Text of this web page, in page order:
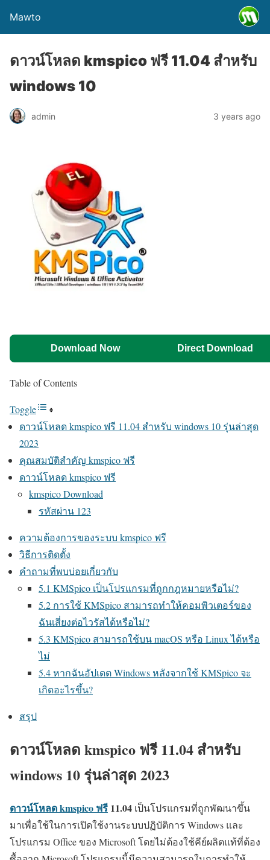
Mawto
ดาวน์โหลด kmspico ฟรี 11.04 สำหรับ
windows 10
admin 3 years ago
Download Now Direct Download
Table of Contents
Toggle
ดาวน์โหลด kmspico ฟรี 11.04 สำหรับ windows 10 รุ่นล่าสุด
2023
คุณสมบัติสำคัญ kmspico ฟรี
ดาวน์โหลด kmspico ฟรี
kmspico Download
รหัสผ่าน 123
ความต้องการของระบบ kmspico ฟรี
วิธีการติดตั้ง
คำถามที่พบบ่อยเกี่ยวกับ
5.1 KMSpico เป็นโปรแกรมที่ถูกกฎหมายหรือไม่?
5.2 การใช้ KMSpico สามารถทำให้คอมพิวเตอร์ของ
ฉันเสี่ยงต่อไวรัสได้หรือไม่?
5.3 KMSpico สามารถใช้บน macOS หรือ Linux ได้หรือ
ไม่
5.4 หากฉันอัปเดต Windows หลังจากใช้ KMSpico จะ
เกิดอะไรขึ้น?
สรุป
ดาวน์โหลด kmspico ฟรี 11.04 สำหรับ
windows 10 รุ่นล่าสุด 2023
ดาวน์โหลด kmspico ฟรี 11.04 เป็นโปรแกรมที่ถูกพัฒนาขึ้น
มาเพื่อใช้ในการเปิดใช้งานระบบปฏิบัติการ Windows และ
โปรแกรม Office ของ Microsoft โดยไม่ต้องใช้คีย์ผลิตแท้ที่ต้อง